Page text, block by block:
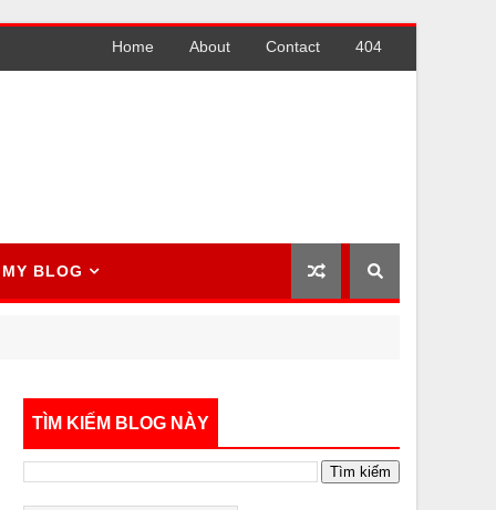
Home About Contact 404
MY BLOG
TÌM KIẾM BLOG NÀY